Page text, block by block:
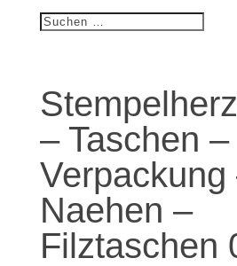
– Taschen –
Verpackung
Naehen –
Filztaschen